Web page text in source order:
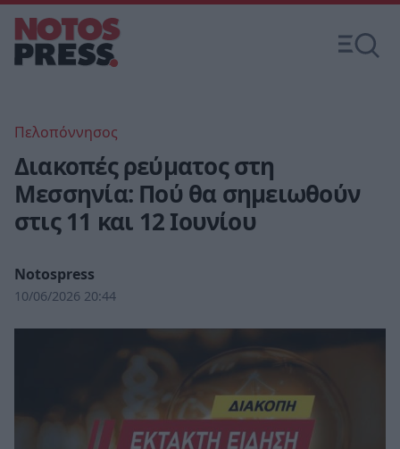
Πελοπόννησος
Διακοπές ρεύματος στη
Μεσσηνία: Πού θα σημειωθούν
στις 11 και 12 Ιουνίου
Notospress
10/06/2026 20:44